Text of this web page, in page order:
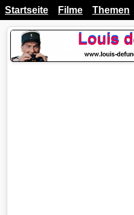
Startseite Filme Themen